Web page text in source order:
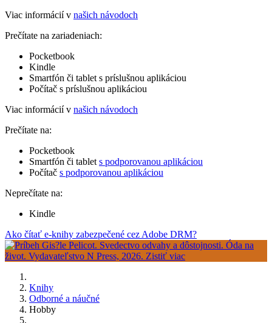
Viac informácií v našich návodoch
Prečítate na zariadeniach:
Pocketbook
Kindle
Smartfón či tablet s príslušnou aplikáciou
Počítač s príslušnou aplikáciou
Viac informácií v našich návodoch
Prečítate na:
Pocketbook
Smartfón či tablet s podporovanou aplikáciou
Počítač s podporovanou aplikáciou
Neprečítate na:
Kindle
Ako čítať e-knihy zabezpečené cez Adobe DRM?
Knihy
Odborné a náučné
Hobby